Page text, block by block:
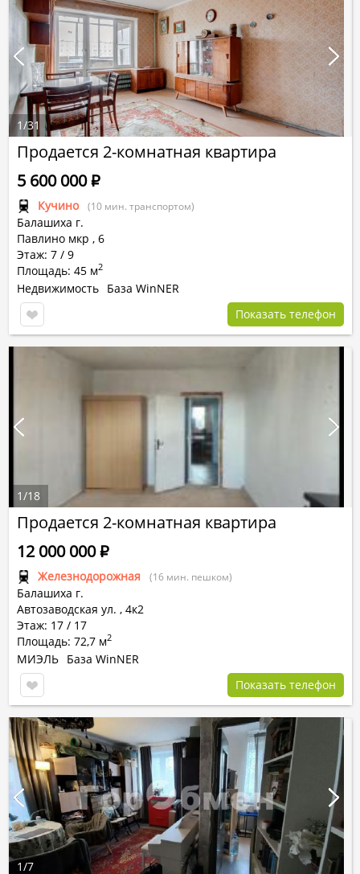
Продается 2-комнатная квартира
Кучино (10 мин. транспортом)
Балашиха г.
Павлино мкр , 6
Этаж: 7 / 9
Площадь: 45 м2
5 600 000Р
Недвижимость База WinNER
Показать телефон
1/31
Продается 2-комнатная квартира
Железнодорожная (16 мин. пешком)
Балашиха г.
Автозаводская ул. , 4к2
Этаж: 17 / 17
Площадь: 72,7 м2
12 000 000Р
МИЭЛЬ База WinNER
Показать телефон
1/18
1/7